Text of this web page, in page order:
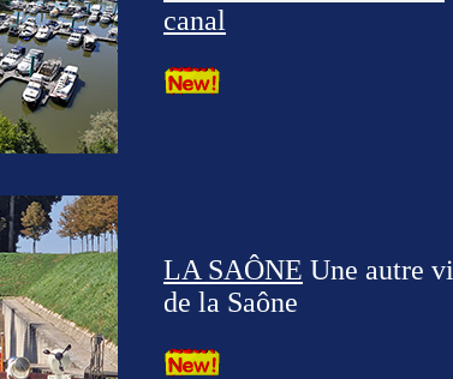
canal
LA SAÔNE Une autre
de la Saône